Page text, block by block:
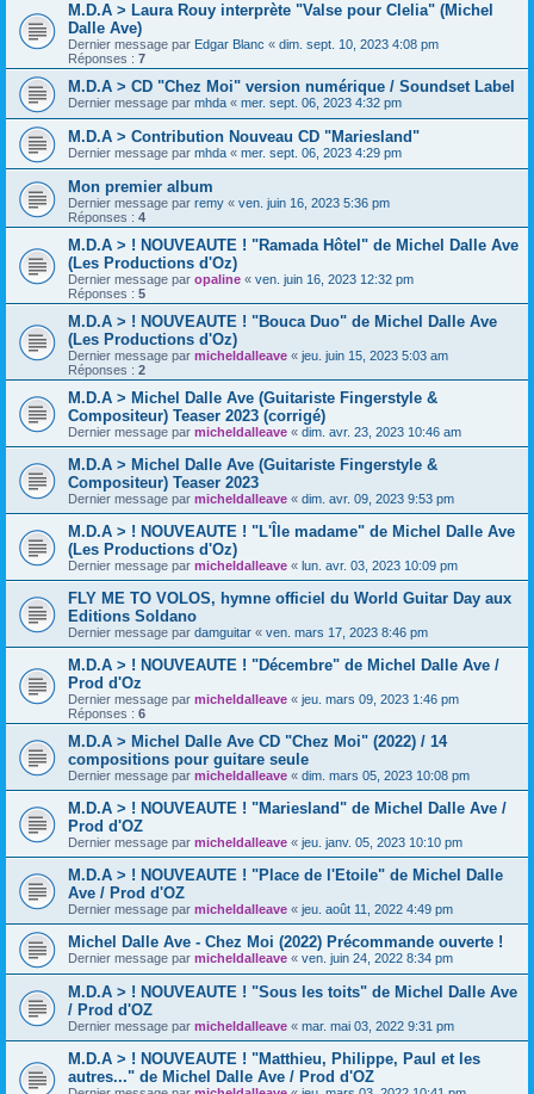
M.D.A > Laura Rouy interprète "Valse pour Clelia" (Michel
Dalle Ave)
Dernier message par Edgar Blanc « dim. sept. 10, 2023 4:08 pm
Réponses : 7
M.D.A > CD "Chez Moi" version numérique / Soundset Label
Dernier message par mhda « mer. sept. 06, 2023 4:32 pm
M.D.A > Contribution Nouveau CD "Mariesland"
Dernier message par mhda « mer. sept. 06, 2023 4:29 pm
Mon premier album
Dernier message par remy « ven. juin 16, 2023 5:36 pm
Réponses : 4
M.D.A > ! NOUVEAUTE ! "Ramada Hôtel" de Michel Dalle Ave
(Les Productions d'Oz)
Dernier message par opaline « ven. juin 16, 2023 12:32 pm
Réponses : 5
M.D.A > ! NOUVEAUTE ! "Bouca Duo" de Michel Dalle Ave
(Les Productions d'Oz)
Dernier message par micheldalleave « jeu. juin 15, 2023 5:03 am
Réponses : 2
M.D.A > Michel Dalle Ave (Guitariste Fingerstyle &
Compositeur) Teaser 2023 (corrigé)
Dernier message par micheldalleave « dim. avr. 23, 2023 10:46 am
M.D.A > Michel Dalle Ave (Guitariste Fingerstyle &
Compositeur) Teaser 2023
Dernier message par micheldalleave « dim. avr. 09, 2023 9:53 pm
M.D.A > ! NOUVEAUTE ! "L'Île madame" de Michel Dalle Ave
(Les Productions d'Oz)
Dernier message par micheldalleave « lun. avr. 03, 2023 10:09 pm
FLY ME TO VOLOS, hymne officiel du World Guitar Day aux
Editions Soldano
Dernier message par damguitar « ven. mars 17, 2023 8:46 pm
M.D.A > ! NOUVEAUTE ! "Décembre" de Michel Dalle Ave /
Prod d'Oz
Dernier message par micheldalleave « jeu. mars 09, 2023 1:46 pm
Réponses : 6
M.D.A > Michel Dalle Ave CD "Chez Moi" (2022) / 14
compositions pour guitare seule
Dernier message par micheldalleave « dim. mars 05, 2023 10:08 pm
M.D.A > ! NOUVEAUTE ! "Mariesland" de Michel Dalle Ave /
Prod d'OZ
Dernier message par micheldalleave « jeu. janv. 05, 2023 10:10 pm
M.D.A > ! NOUVEAUTE ! "Place de l'Etoile" de Michel Dalle
Ave / Prod d'OZ
Dernier message par micheldalleave « jeu. août 11, 2022 4:49 pm
Michel Dalle Ave - Chez Moi (2022) Précommande ouverte !
Dernier message par micheldalleave « ven. juin 24, 2022 8:34 pm
M.D.A > ! NOUVEAUTE ! "Sous les toits" de Michel Dalle Ave
/ Prod d'OZ
Dernier message par micheldalleave « mar. mai 03, 2022 9:31 pm
M.D.A > ! NOUVEAUTE ! "Matthieu, Philippe, Paul et les
autres..." de Michel Dalle Ave / Prod d'OZ